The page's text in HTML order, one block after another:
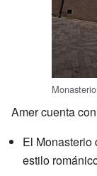
Amer cuenta
El Monasterio
estilo